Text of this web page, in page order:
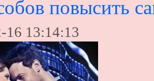
повысить
16 13:14:13